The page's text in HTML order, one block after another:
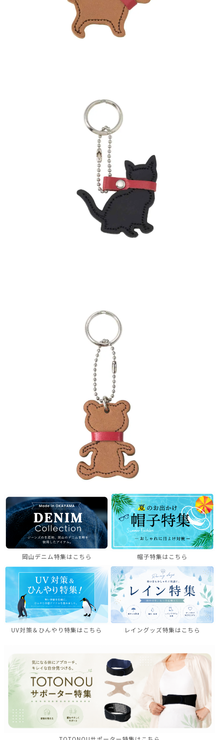
岡山デニム特集はこちら 帽子特集はこちら
UV対策＆ひんやり特集はこちら レイングッズ特集はこちら